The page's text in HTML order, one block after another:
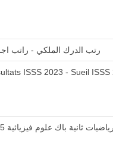
رتب الدرك الملكي - راتب
ISSS 2023 - Sueil ISSS
ثانية باك علوم فيزيائية 2025